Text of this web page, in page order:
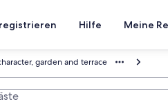
Hilfe Meine
garden and terrace